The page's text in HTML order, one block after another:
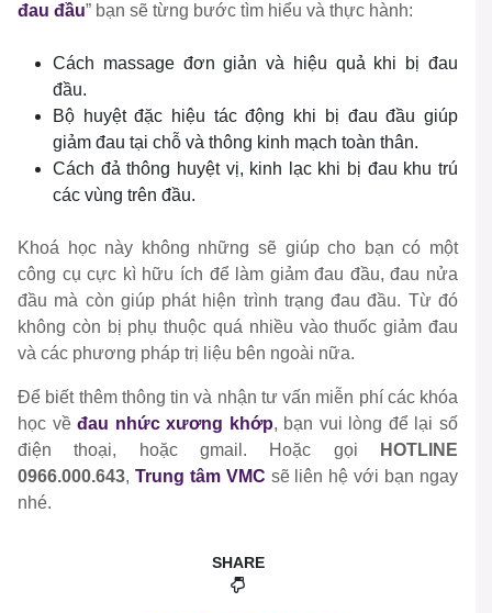
đau đầu” bạn sẽ từng bước tìm hiểu và thực hành:
Cách massage đơn giản và hiệu quả khi bị đau
đầu.
Bộ huyệt đặc hiệu tác động khi bị đau đầu giúp
giảm đau tại chỗ và thông kinh mạch toàn thân.
Cách đả thông huyệt vị, kinh lạc khi bị đau khu trú
các vùng trên đầu.
Khoá học này không những sẽ giúp cho bạn có một
công cụ cực kì hữu ích để làm giảm đau đầu, đau nửa
đầu mà còn giúp phát hiện trình trạng đau đầu. Từ đó
không còn bị phụ thuộc quá nhiều vào thuốc giảm đau
và các phương pháp trị liệu bên ngoài nữa.
Để biết thêm thông tin và nhận tư vấn miễn phí các khóa
học vềđau nhức xương khớp, bạn vui lòng để lại số
điện thoại, hoặc gmail. Hoặc gọi
HOTLINE
0966.000.643, Trung tâm VMC sẽ liên hệ với bạn ngay
nhé.
SHARE